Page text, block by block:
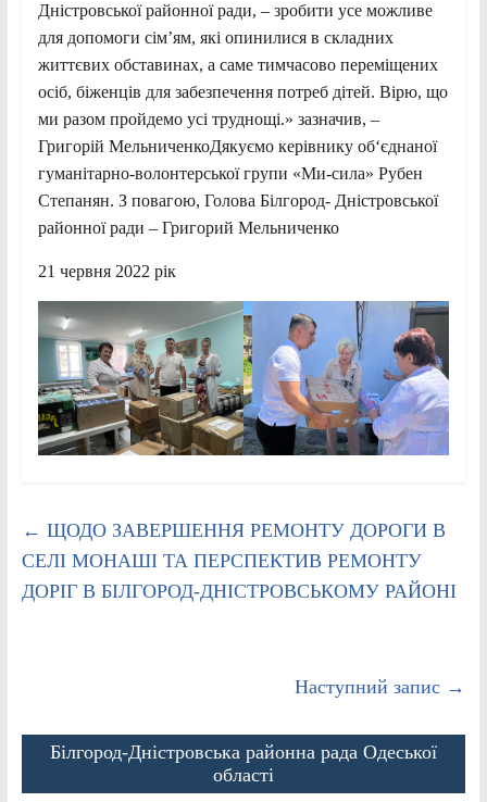
Дністровської районної ради, – зробити усе можливе
для допомоги сім’ям, які опинилися в складних
життєвих обставинах, а саме тимчасово переміщених
осіб, біженців для забезпечення потреб дітей. Вірю, що
ми разом пройдемо усі труднощі.» зазначив, –
Григорій МельниченкоДякуємо керівнику об‘єднаної
гуманітарно-волонтерської групи «Ми-сила» Рубен
Степанян. З повагою, Голова Білгород- Дністровської
районної ради – Григорий Мельниченко
21 червня 2022 рік
← ЩОДО ЗАВЕРШЕННЯ РЕМОНТУ ДОРОГИ В
СЕЛІ МОНАШІ ТА ПЕРСПЕКТИВ РЕМОНТУ
ДОРІГ В БІЛГОРОД-ДНІСТРОВСЬКОМУ РАЙОНІ
Наступний запис →
Білгород-Дністровська районна рада Одеської
області